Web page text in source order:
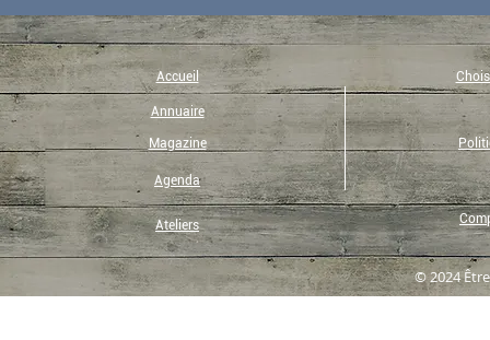
Accueil
Annuaire
Magazine
Agenda
Ateliers
© 2024